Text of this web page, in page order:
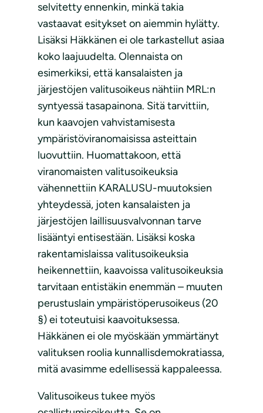
selvitetty ennenkin, minkä takia
vastaavat esitykset on aiemmin hylätty.
Lisäksi Häkkänen ei ole tarkastellut asiaa
koko laajuudelta. Olennaista on
esimerkiksi, että kansalaisten ja
järjestöjen valitusoikeus nähtiin MRL:n
syntyessä tasapainona. Sitä tarvittiin,
kun kaavojen vahvistamisesta
ympäristöviranomaisissa asteittain
luovuttiin. Huomattakoon, että
viranomaisten valitusoikeuksia
vähennettiin KARALUSU-muutoksien
yhteydessä, joten kansalaisten ja
järjestöjen laillisuusvalvonnan tarve
lisääntyi entisestään. Lisäksi koska
rakentamislaissa valitusoikeuksia
heikennettiin, kaavoissa valitusoikeuksia
tarvitaan entistäkin enemmän – muuten
perustuslain ympäristöperusoikeus (20
§) ei toteutuisi kaavoituksessa.
Häkkänen ei ole myöskään ymmärtänyt
valituksen roolia kunnallisdemokratiassa,
mitä avasimme edellisessä kappaleessa.
Valitusoikeus tukee myös